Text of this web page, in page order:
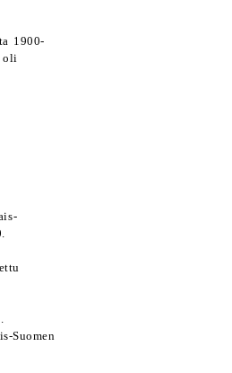
1900-
oli
Suomen